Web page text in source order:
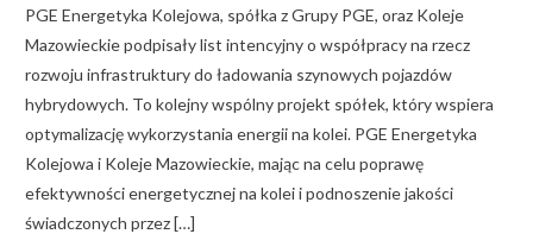
PGE Energetyka Kolejowa, spółka z Grupy PGE, oraz Koleje
Mazowieckie podpisały list intencyjny o współpracy na rzecz
rozwoju infrastruktury do ładowania szynowych pojazdów
hybrydowych. To kolejny wspólny projekt spółek, który wspiera
optymalizację wykorzystania energii na kolei. PGE Energetyka
Kolejowa i Koleje Mazowieckie, mając na celu poprawę
efektywności energetycznej na kolei i podnoszenie jakości
świadczonych przez […]